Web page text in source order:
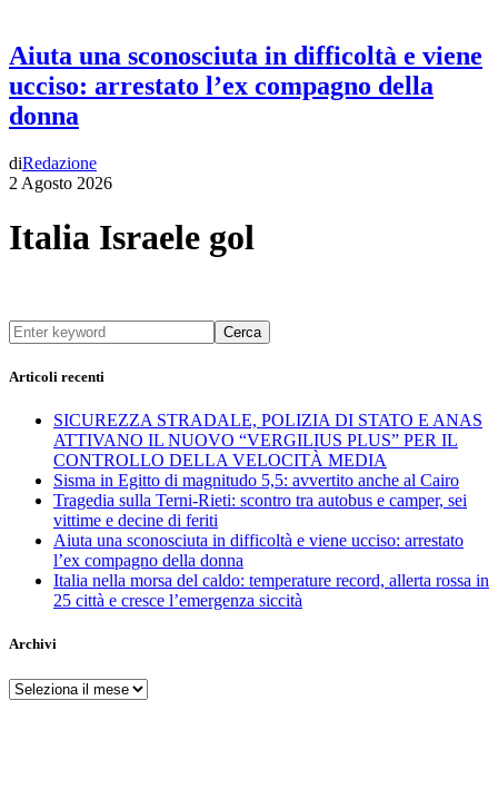
Aiuta una sconosciuta in difficoltà e viene
ucciso: arrestato l’ex compagno della
donna
diRedazione
2 Agosto 2026
Italia Israele gol
Cerca
Articoli recenti
SICUREZZA STRADALE, POLIZIA DI STATO E ANAS
ATTIVANO IL NUOVO “VERGILIUS PLUS” PER IL
CONTROLLO DELLA VELOCITÀ MEDIA
Sisma in Egitto di magnitudo 5,5: avvertito anche al Cairo
Tragedia sulla Terni-Rieti: scontro tra autobus e camper, sei
vittime e decine di feriti
Aiuta una sconosciuta in difficoltà e viene ucciso: arrestato
l’ex compagno della donna
Italia nella morsa del caldo: temperature record, allerta rossa in
25 città e cresce l’emergenza siccità
Archivi
Archivi